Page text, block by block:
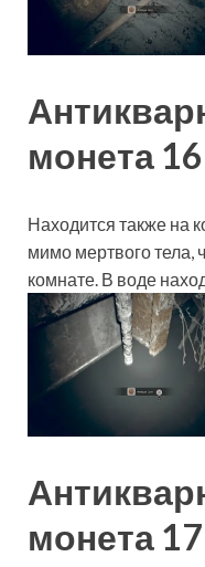
монета 16
Находится также на
мимо мертвого тела,
комнате. В воде
монета 17